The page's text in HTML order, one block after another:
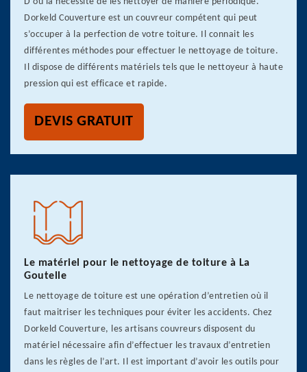
Dorkeld Couverture est un couvreur compétent qui peut
s’occuper à la perfection de votre toiture. Il connait les
différentes méthodes pour effectuer le nettoyage de toiture.
Il dispose de différents matériels tels que le nettoyeur à haute
pression qui est efficace et rapide.
DEVIS GRATUIT
Le matériel pour le nettoyage de toiture à La
Goutelle
Le nettoyage de toiture est une opération d’entretien où il
faut maitriser les techniques pour éviter les accidents. Chez
Dorkeld Couverture, les artisans couvreurs disposent du
matériel nécessaire afin d’effectuer les travaux d’entretien
dans les règles de l’art. Il est important d’avoir les outils pour